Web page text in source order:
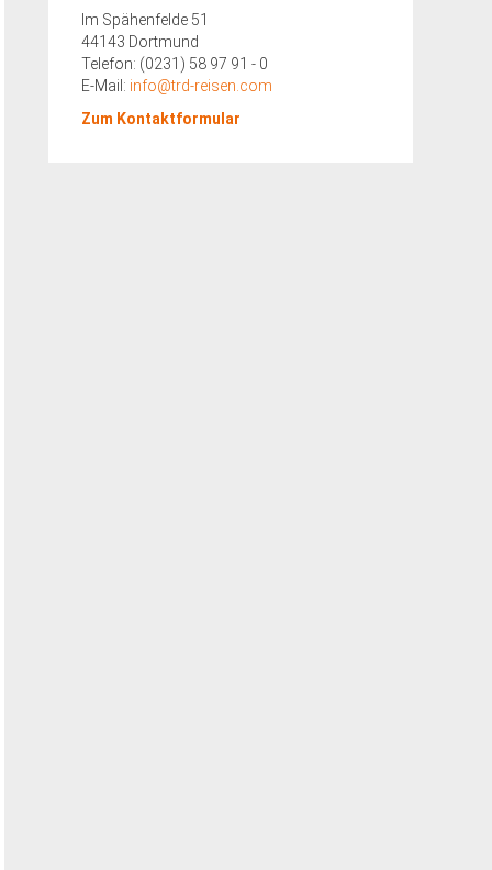
Im Spähenfelde 51
44143 Dortmund
Telefon: (0231) 58 97 91 - 0
E-Mail: info@trd-reisen.com
Zum Kontaktformular